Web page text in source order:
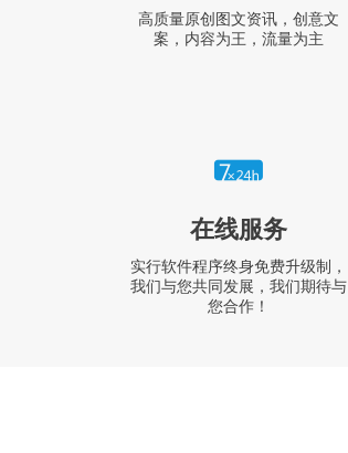
高质量原创图文资讯，创意文
案，内容为王，流量为主
在线服务
实行软件程序终身免费升级制，
我们与您共同发展，我们期待与
您合作！